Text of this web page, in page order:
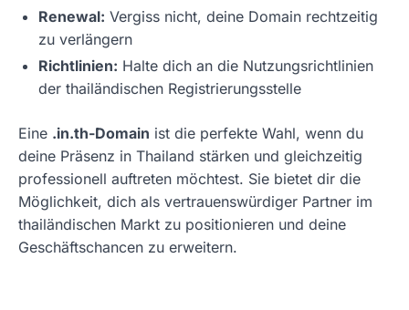
Renewal: Vergiss nicht, deine Domain rechtzeitig
zu verlängern
Richtlinien: Halte dich an die Nutzungsrichtlinien
der thailändischen Registrierungsstelle
Eine .in.th-Domain ist die perfekte Wahl, wenn du
deine Präsenz in Thailand stärken und gleichzeitig
professionell auftreten möchtest. Sie bietet dir die
Möglichkeit, dich als vertrauenswürdiger Partner im
thailändischen Markt zu positionieren und deine
Geschäftschancen zu erweitern.